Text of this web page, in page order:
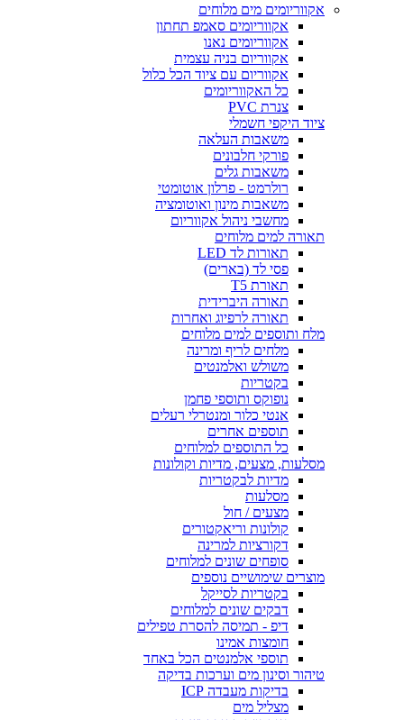
אקווריומים מים מלוחים
אקווריומים סאמפ תחתון
אקווריומים נאנו
אקווריום בניה עצמית
אקווריום עם ציוד הכל כלול
כל האקווריומים
צנרת PVC
ציוד היקפי חשמלי
משאבות העלאה
פורקי חלבונים
משאבות גלים
רולרמט - פרלון אוטומטי
משאבות מינון ואוטומציה
מחשבי ניהול אקווריום
תאורה למים מלוחים
תאורות לד LED
פסי לד (בארים)
תאורת T5
תאורה היברידית
תאורה לרפיוג ואחרות
מלח ותוספים למים מלוחים
מלחים לריף ומרינה
משולש ואלמנטים
בקטריות
נופוקס ותוספי פחמן
אנטי כלור ומנטרלי רעלים
תוספים אחרים
כל התוספים למלוחים
מסלעות, מצעים, מדיות וקולונות
מדיות לבקטריות
מסלעות
מצעים / חול
קולונות וריאקטורים
דקורציות למרינה
סופחים שונים למלוחים
מוצרים שימושיים נוספים
בקטריות לסייקל
דבקים שונים למלוחים
דיפ - תמיסה להסרת טפילים
חומצות אמינו
תוספי אלמנטים הכל באחד
טיהור וסינון מים וערכות בדיקה
בדיקות מעבדה ICP
מצליל מים